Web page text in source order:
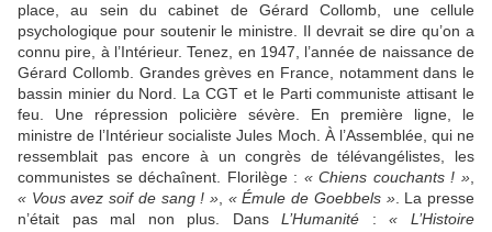
place, au sein du cabinet de Gérard Collomb, une cellule
psychologique pour soutenir le ministre. Il devrait se dire qu’on a
connu pire, à l’Intérieur. Tenez, en 1947, l’année de naissance de
Gérard Collomb. Grandes grèves en France, notamment dans le
bassin minier du Nord. La CGT et le Parti communiste attisant le
feu. Une répression policière sévère. En première ligne, le
ministre de l’Intérieur socialiste Jules Moch. À l’Assemblée, qui ne
ressemblait pas encore à un congrès de télévangélistes, les
communistes se déchaînent. Florilège : « Chiens couchants ! »
« Vous avez soif de sang ! » « Émule de Goebbels ». La presse
n’était pas mal non plus. DansL’Humanité :« L’Histoire